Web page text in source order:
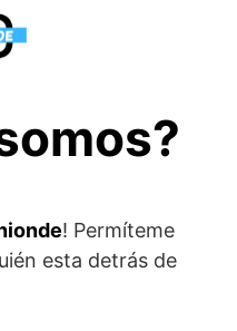
! Permíteme
esta detrás de